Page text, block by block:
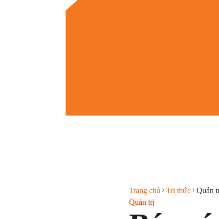
Trang chủ Tri thức
Quản
Quản trị